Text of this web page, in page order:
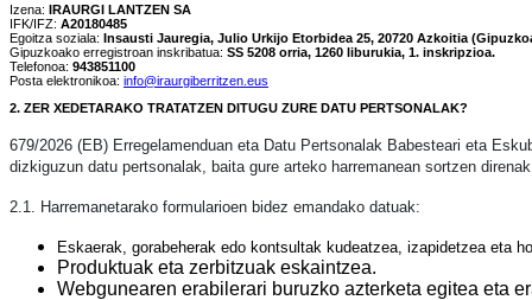
Izena: IRAURGI LANTZEN SA
IFK/IFZ: A20180485
Egoitza soziala: Insausti Jauregia, Julio Urkijo Etorbidea 25, 20720 Azkoitia
Gipuzkoako erregistroan inskribatua: SS 5208 orria, 1260 liburukia, 1. inskripzioa.
Telefonoa: 943851100
Posta elektronikoa: info@iraurgiberritzen.eus
2. ZER XEDETARAKO TRATATZEN DITUGU ZURE DATU PERTSONALAK?
679/2026 (EB) Erregelamenduan eta Datu Pertsonalak Babesteari eta
dizkiguzun datu pertsonalak, baita gure arteko harremanean sortzen
2.1. Harremanetarako formularioen bidez emandako datuak:
Eskaerak, gorabeherak edo kontsultak kudeatzea, izapidetzea eta
Produktuak eta zerbitzuak eskaintzea.
Webgunearen erabilerari buruzko azterketa egitea eta